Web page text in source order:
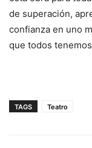
de superación,
confianza en uno
que todos
TAGS Teatro